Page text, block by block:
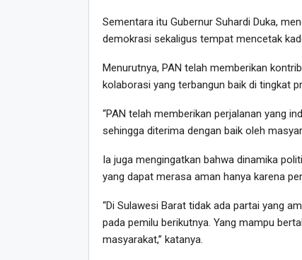
Sementara itu Gubernur Suhardi Duka,
demokrasi sekaligus tempat mencetak
Menurutnya, PAN telah memberikan
kolaborasi yang terbangun baik di tingkat
“PAN telah memberikan perjalanan yang
sehingga diterima dengan baik oleh
Ia juga mengingatkan bahwa dinamika
yang dapat merasa aman hanya karena
“Di Sulawesi Barat tidak ada partai yang
pada pemilu berikutnya. Yang mampu
masyarakat,” katanya.